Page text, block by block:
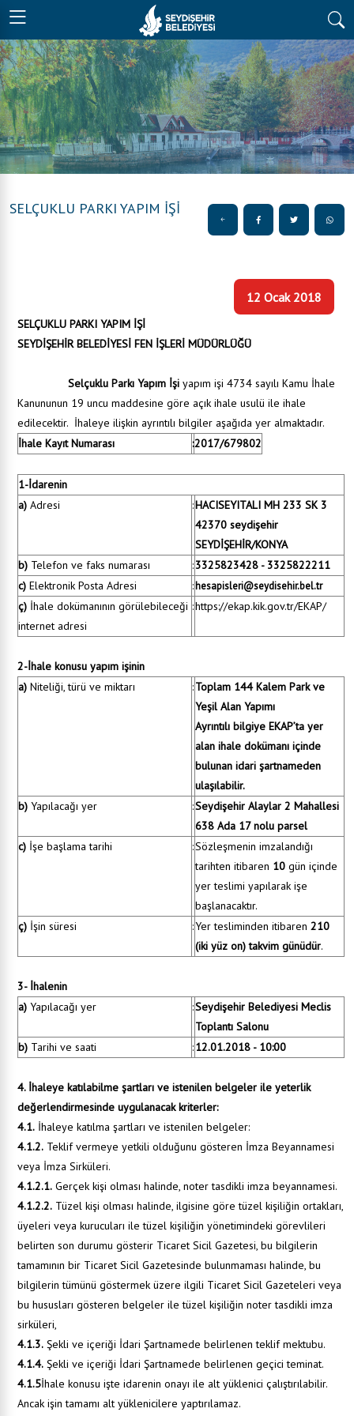
SELÇUKLU PARKI YAPIM İŞİ
12 Ocak 2018
SELÇUKLU PARKI YAPIM İŞİ
SEYDİŞEHİR BELEDİYESİ FEN İŞLERİ MÜDÜRLÜĞÜ
Selçuklu Parkı Yapım İşi yapım işi 4734 sayılı Kamu İhale
Kanununun 19 uncu maddesine göre açık ihale usulü ile ihale
edilecektir. İhaleye ilişkin ayrıntılı bilgiler aşağıda yer almaktadır.
İhale Kayıt Numarası
:2017/679802
1-İdarenin
a) Adresi :HACISEYITALI MH 233 SK 3
42370 seydişehir
SEYDİŞEHİR/KONYA
b) Telefon ve faks numarası :3325823428 - 3325822211
c) Elektronik Posta Adresi :hesapisleri@seydisehir.bel.tr
ç) İhale dokümanının görülebileceği
internet adresi
:https://ekap.kik.gov.tr/EKAP/
2-İhale konusu yapım işinin
a) Niteliği, türü ve miktarı :Toplam 144 Kalem Park ve
Yeşil Alan Yapımı
Ayrıntılı bilgiye EKAP’ta yer
alan ihale dokümanı içinde
bulunan idari şartnameden
ulaşılabilir.
b) Yapılacağı yer :Seydişehir Alaylar 2 Mahallesi
638 Ada 17 nolu parsel
c) İşe başlama tarihi :Sözleşmenin imzalandığı
tarihten itibaren 10 gün içinde
yer teslimi yapılarak işe
başlanacaktır.
ç) İşin süresi :Yer tesliminden itibaren 210
(iki yüz on) takvim günüdür.
3- İhalenin
a) Yapılacağı yer :Seydişehir Belediyesi Meclis
Toplantı Salonu
b) Tarihi ve saati :12.01.2018 - 10:00
4. İhaleye katılabilme şartları ve istenilen belgeler ile yeterlik
değerlendirmesinde uygulanacak kriterler:
4.1. İhaleye katılma şartları ve istenilen belgeler:
4.1.2. Teklif vermeye yetkili olduğunu gösteren İmza Beyannamesi
veya İmza Sirküleri.
4.1.2.1. Gerçek kişi olması halinde, noter tasdikli imza beyannamesi.
4.1.2.2. Tüzel kişi olması halinde, ilgisine göre tüzel kişiliğin ortakları,
üyeleri veya kurucuları ile tüzel kişiliğin yönetimindeki görevlileri
belirten son durumu gösterir Ticaret Sicil Gazetesi, bu bilgilerin
tamamının bir Ticaret Sicil Gazetesinde bulunmaması halinde, bu
bilgilerin tümünü göstermek üzere ilgili Ticaret Sicil Gazeteleri veya
bu hususları gösteren belgeler ile tüzel kişiliğin noter tasdikli imza
sirküleri,
4.1.3. Şekli ve içeriği İdari Şartnamede belirlenen teklif mektubu.
4.1.4. Şekli ve içeriği İdari Şartnamede belirlenen geçici teminat.
4.1.5İhale konusu işte idarenin onayı ile alt yüklenici çalıştırılabilir.
Ancak işin tamamı alt yüklenicilere yaptırılamaz.